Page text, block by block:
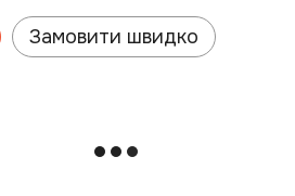
Замовити швидко